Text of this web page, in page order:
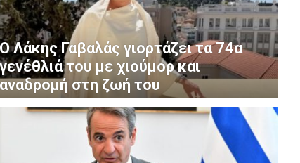
Ο Λάκης Γαβαλάς γιορτάζει τα 74α
γενέθλιά του με χιούμορ και
αναδρομή στη ζωή του